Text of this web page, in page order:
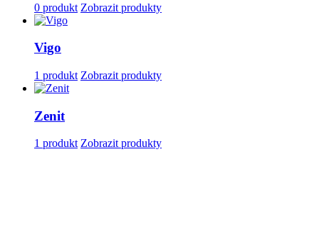
0 produkt Zobrazit produkty
Vigo
1 produkt Zobrazit produkty
Zenit
1 produkt Zobrazit produkty